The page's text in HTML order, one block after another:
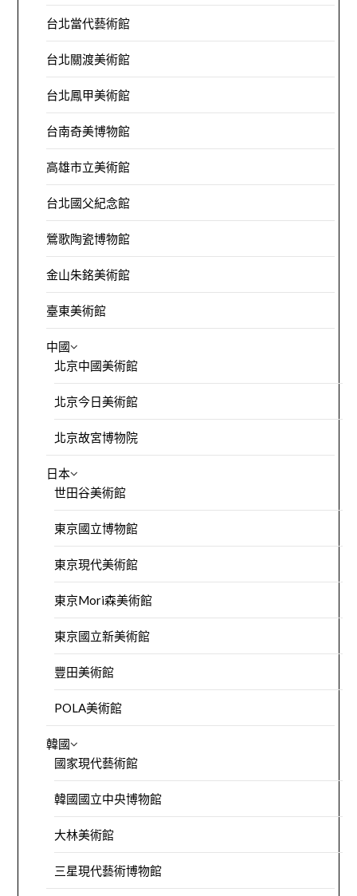
台北當代藝術館
台北關渡美術館
台北鳳甲美術館
台南奇美博物館
高雄市立美術館
台北國父紀念館
鶯歌陶瓷博物館
金山朱銘美術館
臺東美術館
中國
北京中國美術館
北京今日美術館
北京故宮博物院
日本
世田谷美術館
東京國立博物館
東京現代美術館
東京Mori森美術館
東京國立新美術館
豐田美術館
POLA美術館
韓國
國家現代藝術館
韓國國立中央博物館
大林美術館
三星現代藝術博物館